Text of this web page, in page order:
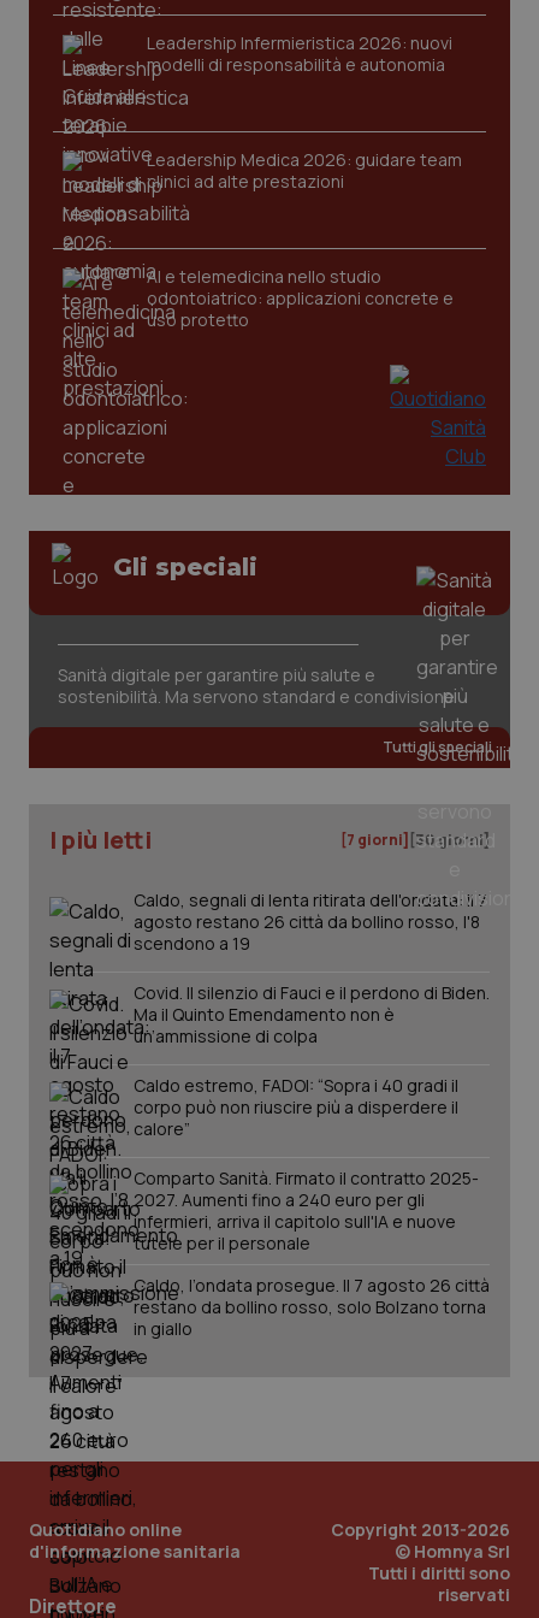
Leadership Infermieristica 2026: nuovi
modelli di responsabilità e autonomia
Leadership Medica 2026: guidare team
clinici ad alte prestazioni
AI e telemedicina nello studio
odontoiatrico: applicazioni concrete e
uso protetto
Gli speciali
Sanità digitale per garantire più salute e
sostenibilità. Ma servono standard e condivisione
Tutti gli speciali
I più letti [7 giorni] [30 giorni]
Caldo, segnali di lenta ritirata dell'ondata: il 7
agosto restano 26 città da bollino rosso, l'8
scendono a 19
Covid. Il silenzio di Fauci e il perdono di Biden.
Ma il Quinto Emendamento non è
un’ammissione di colpa
Caldo estremo, FADOI: “Sopra i 40 gradi il
corpo può non riuscire più a disperdere il
calore”
Comparto Sanità. Firmato il contratto 2025-
2027. Aumenti fino a 240 euro per gli
infermieri, arriva il capitolo sull'IA e nuove
tutele per il personale
Caldo, l’ondata prosegue. Il 7 agosto 26 città
restano da bollino rosso, solo Bolzano torna
in giallo
Quotidiano online
d'informazione sanitaria
Direttore
Copyright 2013-2026
© Homnya Srl
Tutti i diritti sono
riservati
VISITOR_PRIVACY_METADATA
YouTube
.youtube.com
CookieScriptConsent
CookieScript
www.quotidianosanita.it
tracking-enable
www.quotidianosanita.it
2
tracking-sites-ironfish-
www.quotidianosanita.it
_ga
Google LLC
.quotidianosanita.it
PHPSESSID